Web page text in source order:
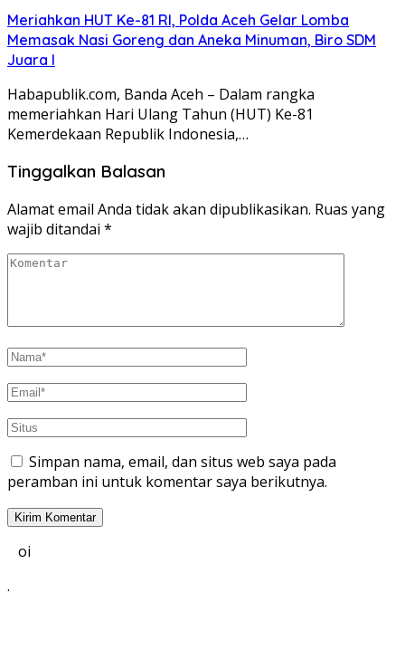
Meriahkan HUT Ke-81 RI, Polda Aceh Gelar Lomba
Memasak Nasi Goreng dan Aneka Minuman, Biro SDM
Juara I
Habapublik.com, Banda Aceh – Dalam rangka
memeriahkan Hari Ulang Tahun (HUT) Ke-81
Kemerdekaan Republik Indonesia,…
Tinggalkan Balasan
Alamat email Anda tidak akan dipublikasikan. Ruas yang
wajib ditandai *
Simpan nama, email, dan situs web saya pada
peramban ini untuk komentar saya berikutnya.
oi
.